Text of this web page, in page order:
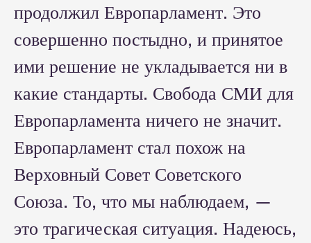
продолжил Европарламент. Это
совершенно постыдно, и принятое
ими решение не укладывается ни в
какие стандарты. Свобода СМИ для
Европарламента ничего не значит.
Европарламент стал похож на
Верховный Совет Советского
Союза. То, что мы наблюдаем, —
это трагическая ситуация. Надеюсь,